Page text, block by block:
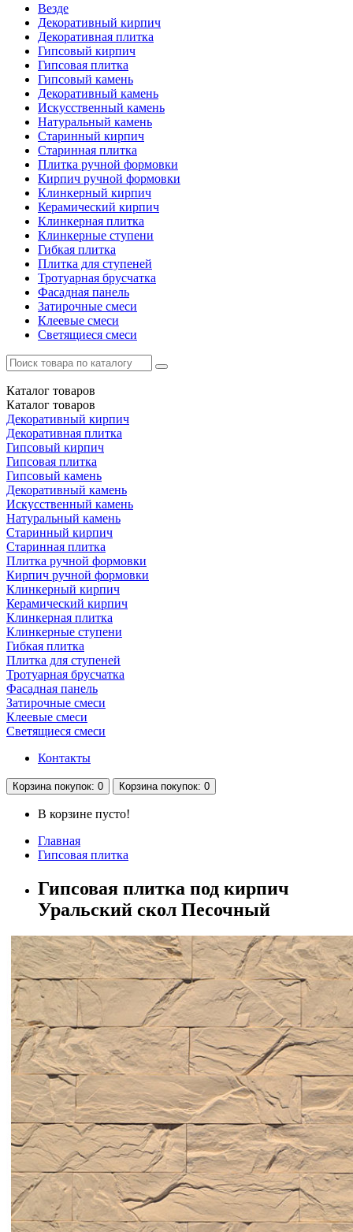
Везде
Декоративный кирпич
Декоративная плитка
Гипсовый кирпич
Гипсовая плитка
Гипсовый камень
Декоративный камень
Искусственный камень
Натуральный камень
Старинный кирпич
Старинная плитка
Плитка ручной формовки
Кирпич ручной формовки
Клинкерный кирпич
Керамический кирпич
Клинкерная плитка
Клинкерные ступени
Гибкая плитка
Плитка для ступеней
Тротуарная брусчатка
Фасадная панель
Затирочные смеси
Клеевые смеси
Светящиеся смеси
Каталог товаров
Каталог товаров
Декоративный кирпич
Декоративная плитка
Гипсовый кирпич
Гипсовая плитка
Гипсовый камень
Декоративный камень
Искусственный камень
Натуральный камень
Старинный кирпич
Старинная плитка
Плитка ручной формовки
Кирпич ручной формовки
Клинкерный кирпич
Керамический кирпич
Клинкерная плитка
Клинкерные ступени
Гибкая плитка
Плитка для ступеней
Тротуарная брусчатка
Фасадная панель
Затирочные смеси
Клеевые смеси
Светящиеся смеси
Контакты
Корзина покупок: 0 Корзина покупок: 0
В корзине пусто!
Главная
Гипсовая плитка
Гипсовая плитка под кирпич
Уральский скол Песочный